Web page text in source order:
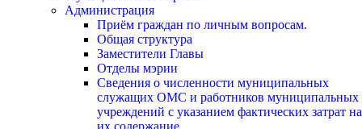
Администрация
Приём граждан по личным вопросам.
Общая структура
Заместители Главы
Отделы мэрии
Сведения о численности муниципальных
служащих ОМС и работников муниципальных
учреждений с указанием фактических затрат на
их содержание